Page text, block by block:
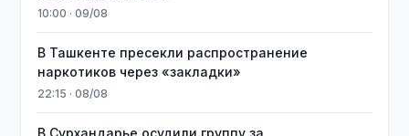
10:00 · 09/08
В Ташкенте пресекли распространение
наркотиков через «закладки»
22:15 · 08/08
В Сурхандарье осудили группу за